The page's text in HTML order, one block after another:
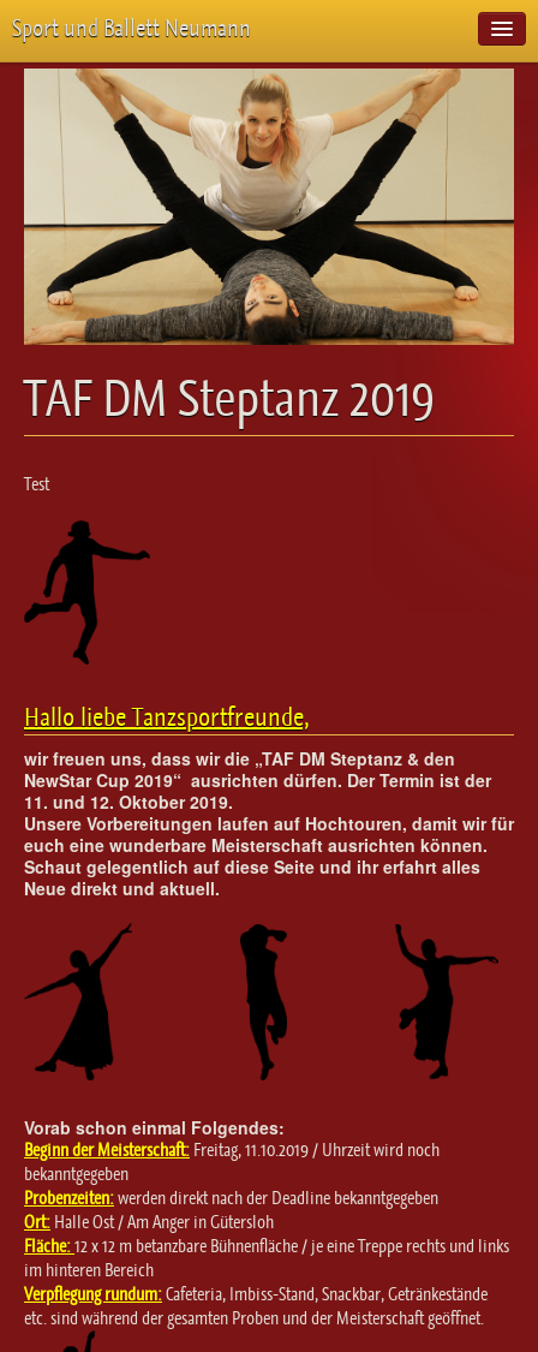
Sport und Ballett Neumann
Start
Neuigkeiten
Über Uns
Veranstaltungen
Emotion Pur
Meisterschaften
Projekte
Vorstellungen
Workshops
Galerie
Balletteckchen
Kontakt
Ballett für Erwachsene / Jugendliche
Kreative Früherziehung / Kinderballett
Modern / Jazz / Contemporary
Steptanz
TAF DM Steptanz 2019
Test
Hallo liebe Tanzsportfreunde,
wir freuen uns, dass wir die „TAF DM Steptanz & den
NewStar Cup 2019“ ausrichten dürfen. Der Termin ist der
11. und 12. Oktober 2019.
Unsere Vorbereitungen laufen auf Hochtouren, damit wir für
euch eine wunderbare Meisterschaft ausrichten können.
Schaut gelegentlich auf diese Seite und ihr erfahrt alles
Neue direkt und aktuell.
Vorab schon einmal Folgendes:
Beginn der Meisterschaft: Freitag, 11.10.2019 / Uhrzeit wird noch
bekanntgegeben
Probenzeiten:werden direkt nach der Deadline bekanntgegeben
Ort: Halle Ost / Am Anger in Gütersloh
Fläche:12 x 12 m betanzbare Bühnenfläche / je eine Treppe rechts und links
im hinteren Bereich
Verpflegung rundum:Cafeteria, Imbiss-Stand, Snackbar, Getränkestände
etc. sind während der gesamten Proben und der Meisterschaft geöffnet.